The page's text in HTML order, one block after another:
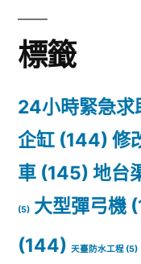
標籤
24小時緊急求
企缸 (144) 修
車 (145) 地台
(5) 大型彈弓機
(144) 天臺防水工程 (5)